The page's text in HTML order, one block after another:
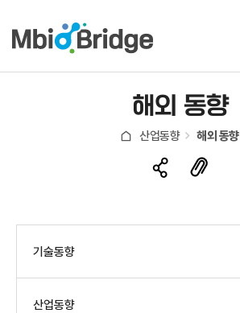
해외 동향
산업동향 해외 동향
기술동향
산업동향